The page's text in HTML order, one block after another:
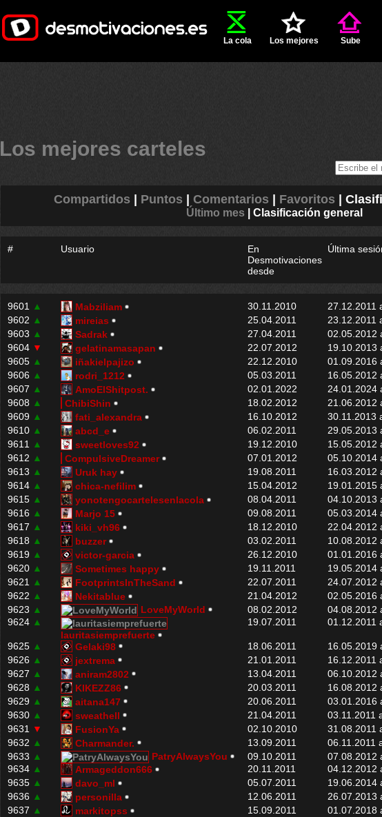
La cola Los mejores Sube
Los mejores carteles
Compartidos Puntos Comentarios Favoritos
Último mes Clasificación general
# Usuario
En
Desmotivaciones
desde
Última
9601 ▲ Mabziliam 30.11.2010 27.12.2011
9602 ▲ mireias 25.04.2011 23.12.2011
9603 ▲ Sadrak 27.04.2011 02.05.2012
9604 ▼ gelatinamasapan 22.07.2012 19.10.2013
9605 ▲ iñakielpajizo 22.12.2010 01.09.2016
9606 ▲ rodri_1212 05.03.2011 16.05.2012
9607 ▲ AmoElShitpost. 02.01.2022 24.01.2024
9608 ▲ ChibiShin 18.02.2012 21.06.2012
9609 ▲ fati_alexandra 16.10.2012 30.11.2013
9610 ▲ abcd_e 06.02.2011 29.05.2013
9611
▲ sweetloves92 19.12.2010 15.05.2012
9612 ▲ CompulsiveDreamer 07.01.2012 05.10.2014
9613 ▲ Uruk hay 19.08.2011 16.03.2012
9614 ▲ chica-nefilim 15.04.2012 19.01.2015
9615 ▲ yonotengocartelesenlacola 08.04.2011 04.10.2013
9616 ▲ Marjo 15 09.08.2011 05.03.2014
9617 ▲ kiki_vh96 18.12.2010 22.04.2012
9618 ▲ buzzer 03.02.2011 10.08.2012
9619 ▲ victor-garcia 26.12.2010 01.01.2016
9620 ▲ Sometimes happy 19.11.2011 19.05.2014
9621
▲ FootprintsInTheSand 22.07.2011 24.07.2012
9622 ▲ Nekitablue 21.04.2012 02.05.2016
9623 ▲ LoveMyWorld 08.02.2012 04.08.2012
9624 ▲
lauritasiemprefuerte
19.07.2011 01.12.2011
9625 ▲ Gelaki98 18.06.2011 16.05.2019
9626 ▲ jextrema 21.01.2011 16.12.2011
9627 ▲ aniram2802 13.04.2011 06.10.2012
9628 ▲ KIKEZZ86 20.03.2011 16.08.2012
9629 ▲ aitana147 20.06.2011 03.01.2016
9630 ▲ sweathell 21.04.2011 03.11.2011
9631
▼ FusionYa 02.10.2010 31.08.2011
9632 ▲ Charmander. 13.09.2011 06.11.2011
9633 ▲ PatryAlwaysYou 09.10.2011 07.08.2012
9634 ▲ Armageddon666 20.11.2011 04.12.2012
9635 ▲ davo_ml 05.07.2011 19.06.2014
9636 ▲ personilla 12.06.2011 26.07.2013
9637 ▲ markitopss 15.09.2011 01.07.2018